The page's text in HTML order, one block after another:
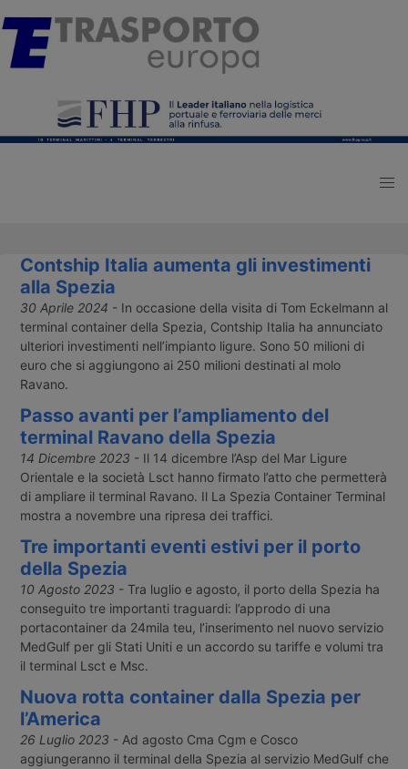
Contship Italia aumenta gli investimenti
alla Spezia
30 Aprile 2024 - In occasione della visita di Tom Eckelmann al
terminal container della Spezia, Contship Italia ha annunciato
ulteriori investimenti nell’impianto ligure. Sono 50 milioni di
euro che si aggiungono ai 250 milioni destinati al molo
Ravano.
Passo avanti per l’ampliamento del
terminal Ravano della Spezia
14 Dicembre 2023 - Il 14 dicembre l’Asp del Mar Ligure
Orientale e la società Lsct hanno firmato l’atto che permetterà
di ampliare il terminal Ravano. Il La Spezia Container Terminal
mostra a novembre una ripresa dei traffici.
Tre importanti eventi estivi per il porto
della Spezia
10 Agosto 2023 - Tra luglio e agosto, il porto della Spezia ha
conseguito tre importanti traguardi: l’approdo di una
portacontainer da 24mila teu, l’inserimento nel nuovo servizio
MedGulf per gli Stati Uniti e un accordo su tariffe e volumi tra
il terminal Lsct e Msc.
Nuova rotta container dalla Spezia per
l’America
26 Luglio 2023 - Ad agosto Cma Cgm e Cosco
aggiungeranno il terminal della Spezia al servizio MedGulf che